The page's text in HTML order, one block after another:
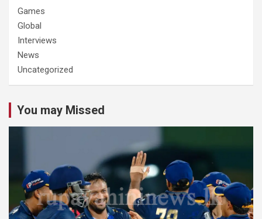
Games
Global
Interviews
News
Uncategorized
You may Missed